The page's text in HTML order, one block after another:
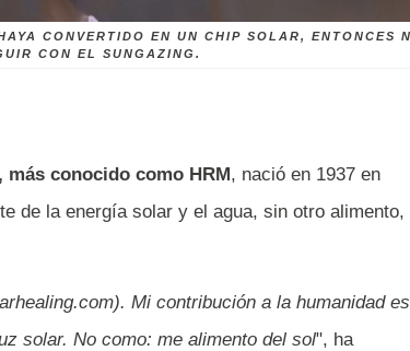
CONVERTIDO EN UN CHIP SOLAR, ENTONCES
CON EL SUNGAZING.
más conocido como HRM, nació en 1937 en
de la energía solar y el agua, sin otro alimento,
Mi contribución a la humanidad es
solar. No como: me alimento del sol", ha